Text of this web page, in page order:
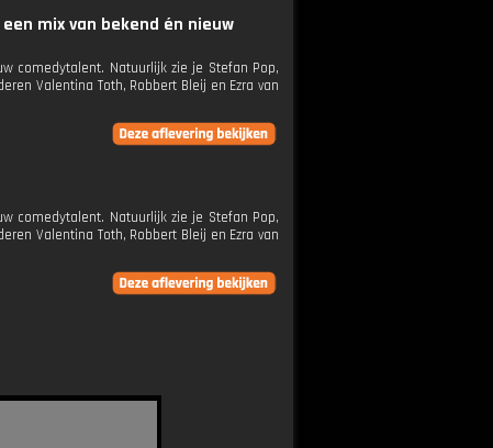
mix van bekend én nieuw
comedytalent. Natuurlijk zie je Stefan Pop,
Valentina Toth, Robbert Bleij en Ezra van
comedytalent. Natuurlijk zie je Stefan Pop,
Valentina Toth, Robbert Bleij en Ezra van